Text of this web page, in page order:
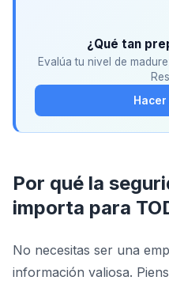
¿Qué tan
Evalúa tu nivel de
Por qué la
importa para
No necesitas ser una
información valiosa.